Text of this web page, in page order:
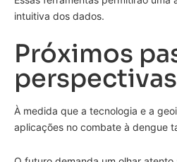
intuitiva dos dados.
Próximos
À medida que a tecnologia e a
aplicações no combate à dengue